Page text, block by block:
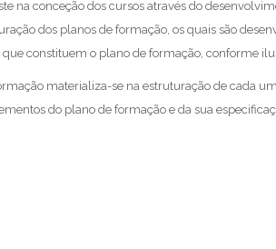
na conceção dos cursos através do
dos planos de formação, os quais são
constituem o plano de formação, conforme
materializa-se na estruturação de cada
do plano de formação e da sua